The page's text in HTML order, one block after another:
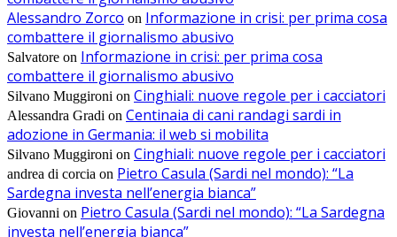
Alessandro Zorco on Informazione in crisi: per prima cosa
combattere il giornalismo abusivo
Salvatore on Informazione in crisi: per prima cosa
combattere il giornalismo abusivo
Silvano Muggironi on Cinghiali: nuove regole per i cacciatori
Alessandra Gradi on Centinaia di cani randagi sardi in
adozione in Germania: il web si mobilita
Silvano Muggironi on Cinghiali: nuove regole per i cacciatori
andrea di corcia on Pietro Casula (Sardi nel mondo): “La
Sardegna investa nell’energia bianca”
Giovanni on Pietro Casula (Sardi nel mondo): “La Sardegna
investa nell’energia bianca”